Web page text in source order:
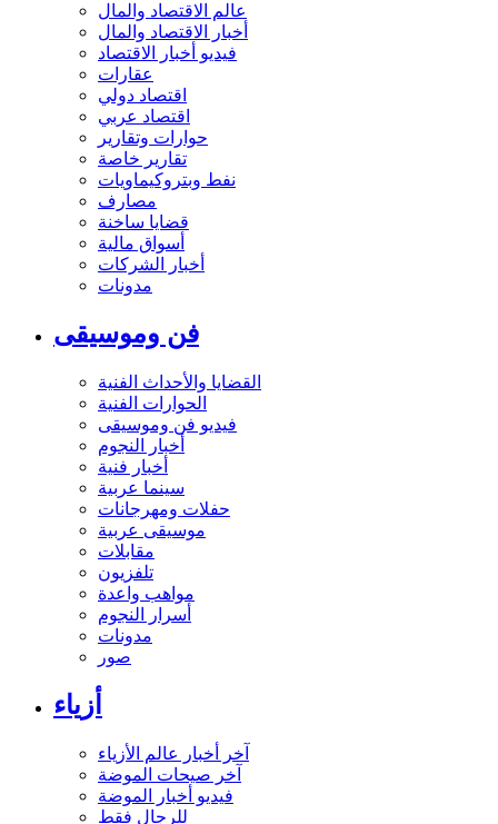
عالم الاقتصاد والمال
أخبار الاقتصاد والمال
فيديو أخبار الاقتصاد
عقارات
اقتصاد دولي
اقتصاد عربي
حوارات وتقارير
تقارير خاصة
نفط وبتروكيماويات
مصارف
قضايا ساخنة
أسواق مالية
أخبار الشركات
مدونات
فن وموسيقى
القضايا والأحداث الفنية
الحوارات الفنية
فيديو فن وموسيقى
أخبار النجوم
أخبار فنية
سينما عربية
حفلات ومهرجانات
موسيقى عربية
مقابلات
تلفزيون
مواهب واعدة
أسرار النجوم
مدونات
صور
أزياء
آخر أخبار عالم الأزياء
آخر صيحات الموضة
فيديو أخبار الموضة
للرجال فقط